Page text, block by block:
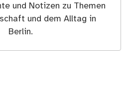
und Notizen zu Themen
und dem Alltag in
Berlin.